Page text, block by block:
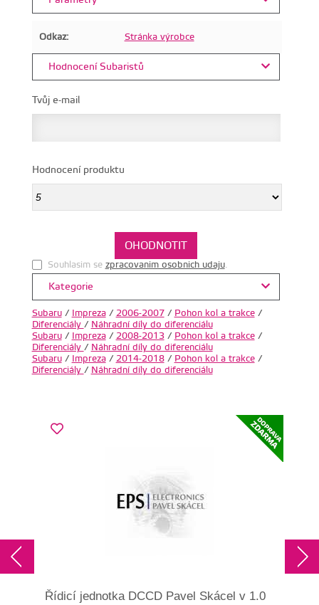
Odkaz: Stránka výrobce
Hodnocení Subaristů
Tvůj e-mail
Hodnocení produktu
Souhlasim se zpracovanim osobnich udaju.
Kategorie
Subaru/ Impreza/ 2006-2007/ Pohon kol a trakce/
Diferenciály / Náhradní díly do diferenciálu
Subaru/ Impreza/ 2008-2013/ Pohon kol a trakce/
Diferenciály / Náhradní díly do diferenciálu
Subaru/ Impreza/ 2014-2018/ Pohon kol a trakce/
Diferenciály / Náhradní díly do diferenciálu
Řídicí jednotka DCCD Pavel Skácel v 1.0